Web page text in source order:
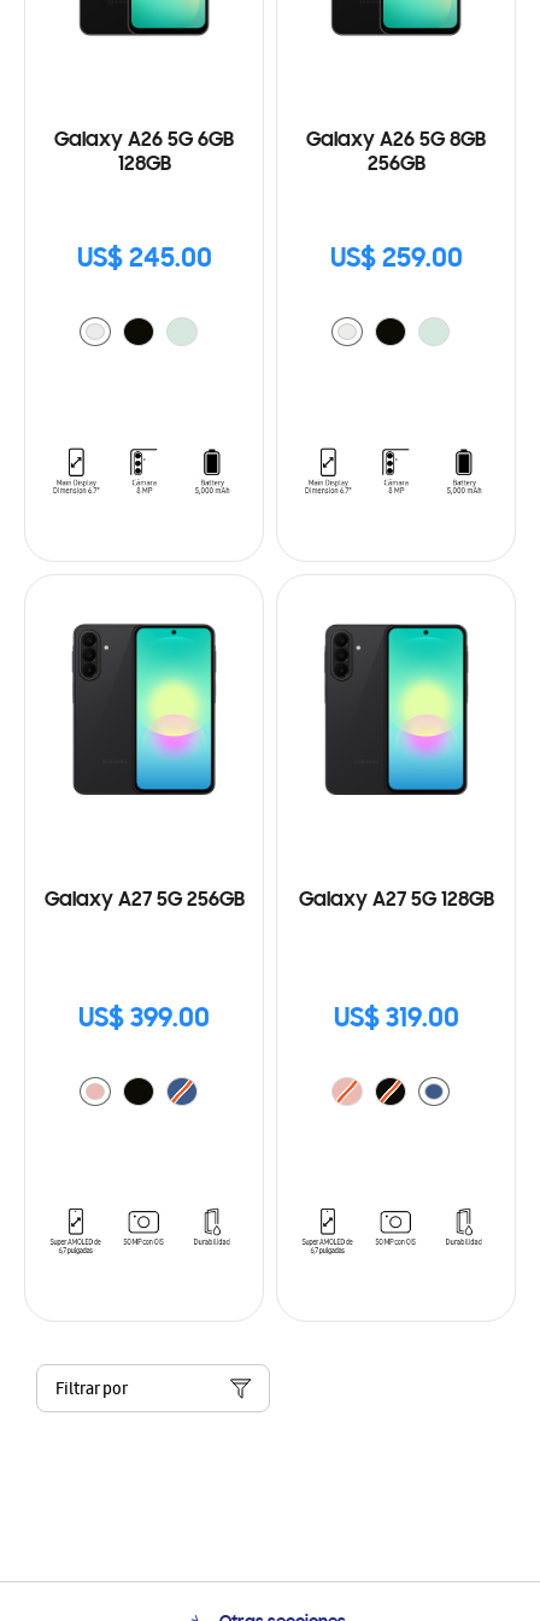
Galaxy A26 5G 6GB
128GB
US$ 245.00
Galaxy A26 5G 8GB
256GB
US$ 259.00
Galaxy A27 5G 256GB
US$ 399.00
Galaxy A27 5G 128GB
US$ 319.00
Filtrar por